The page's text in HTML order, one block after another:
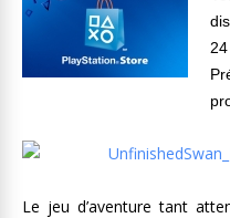
Le jeu d’aventure tant